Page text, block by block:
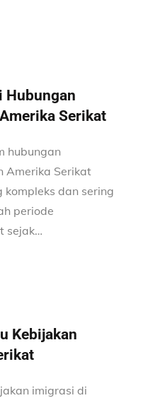
Hubungan
Serikat
hubungan
Amerika Serikat
kompleks dan sering
periode
sejak…
Kebijakan
imigrasi di